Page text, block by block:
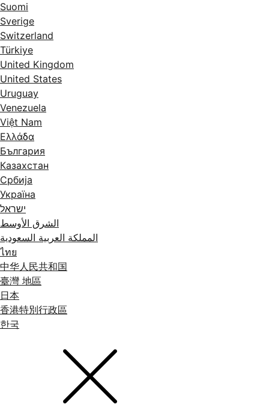
Suomi
Sverige
Switzerland
Türkiye
United Kingdom
United States
Uruguay
Venezuela
Việt Nam
Ελλάδα
България
Казахстан
Србија
Україна
ישראל
الشرق الأوسط
المملكة العربية السعودية
ไทย
中华人民共和国
臺灣 地區
日本
香港特別行政區
한국